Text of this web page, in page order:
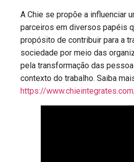
A Chie se propõe a influenciar
parceiros em diversos papéis
propósito de contribuir para a
sociedade por meio das
pela transformação das
contexto do trabalho. Saiba
https://